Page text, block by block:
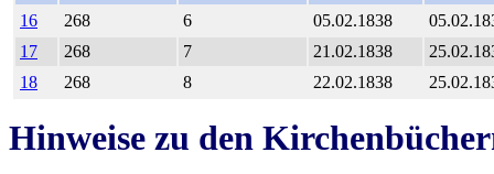
16
268 6 05.02.1838
17
268 7 21.02.1838
18
268 8 22.02.1838
Hinweise zu den